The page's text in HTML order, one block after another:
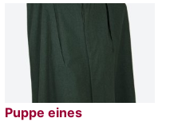
Puppe eines